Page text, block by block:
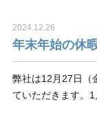
2024.12.26
年末年始の休
弊社は12月27日（
ていただきます。1